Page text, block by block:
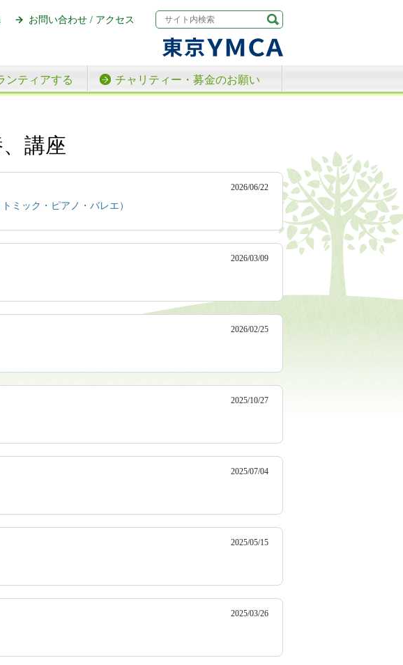
お問い合わせ / アクセス
ンティアする チャリティー・募金のお願い
講座
2026/06/22
ミック・ピアノ・バレエ）
2026/03/09
2026/02/25
2025/10/27
2025/07/04
2025/05/15
2025/03/26